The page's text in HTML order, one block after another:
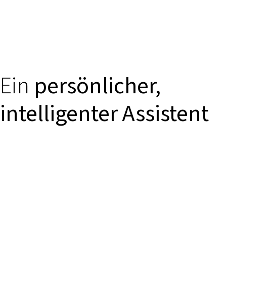
Ein persönlicher,
intelligenter Assistent